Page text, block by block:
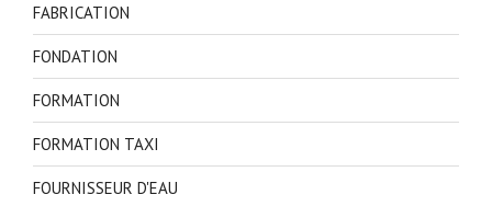
FABRICATION
FONDATION
FORMATION
FORMATION TAXI
FOURNISSEUR D'EAU